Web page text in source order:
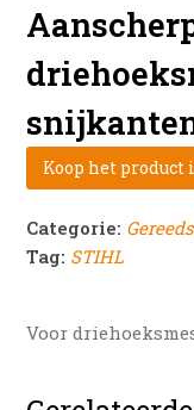
Koop het
Categorie:
Tag: STIHL
Voor